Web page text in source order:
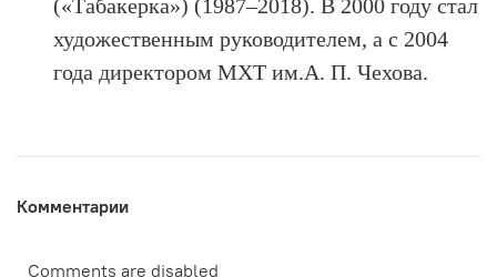
(«Табакерка») (1987–2018). В 2000 году стал
художественным руководителем, а с 2004
года директором МХТ им.А. П. Чехова.
Комментарии
Comments are disabled